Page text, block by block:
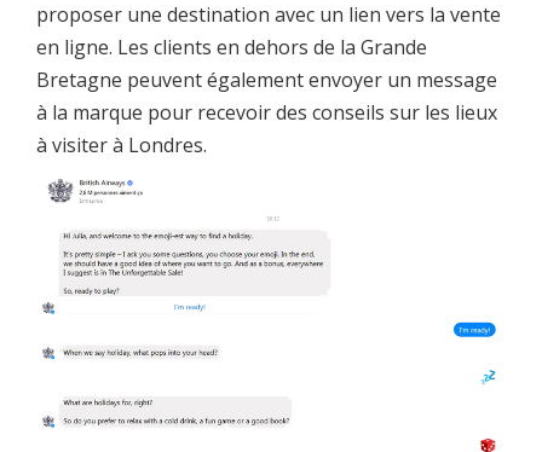
proposer une destination avec un lien vers la vente
en ligne. Les clients en dehors de la Grande
Bretagne peuvent également envoyer un message
à la marque pour recevoir des conseils sur les lieux
à visiter à Londres.